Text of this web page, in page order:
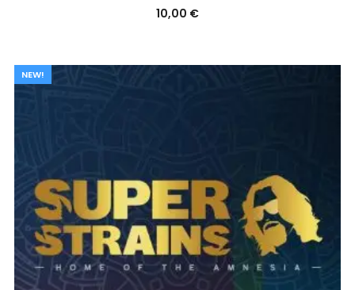
10,00 €
NEW!